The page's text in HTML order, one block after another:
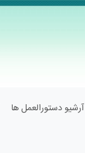
آرشیو دستورالعمل ها